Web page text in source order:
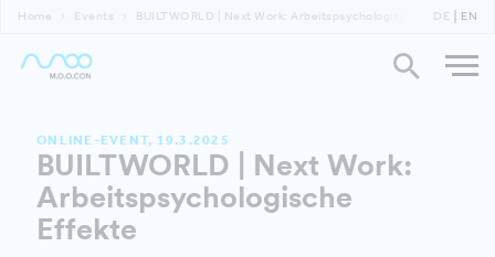
Home Events BUILTWORLD | Next Work: Arbeitspsychologische Effekte
DE EN
ONLINE-EVENT, 19.3.2025
BUILTWORLD | Next Work:
Arbeitspsychologische
Effekte